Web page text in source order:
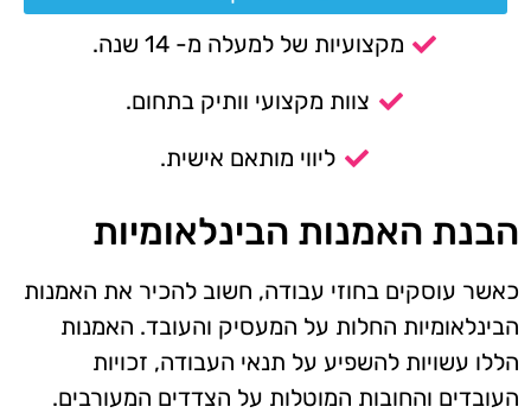
מקצועיות של למעלה מ- 14 שנה.
צוות מקצועי וותיק בתחום.
ליווי מותאם אישית.
הבנת האמנות הבינלאומיות
כאשר עוסקים בחוזי עבודה, חשוב להכיר את האמנות
הבינלאומיות החלות על המעסיק והעובד. האמנות
הללו עשויות להשפיע על תנאי העבודה, זכויות
העובדים והחובות המוטלות על הצדדים המעורבים.